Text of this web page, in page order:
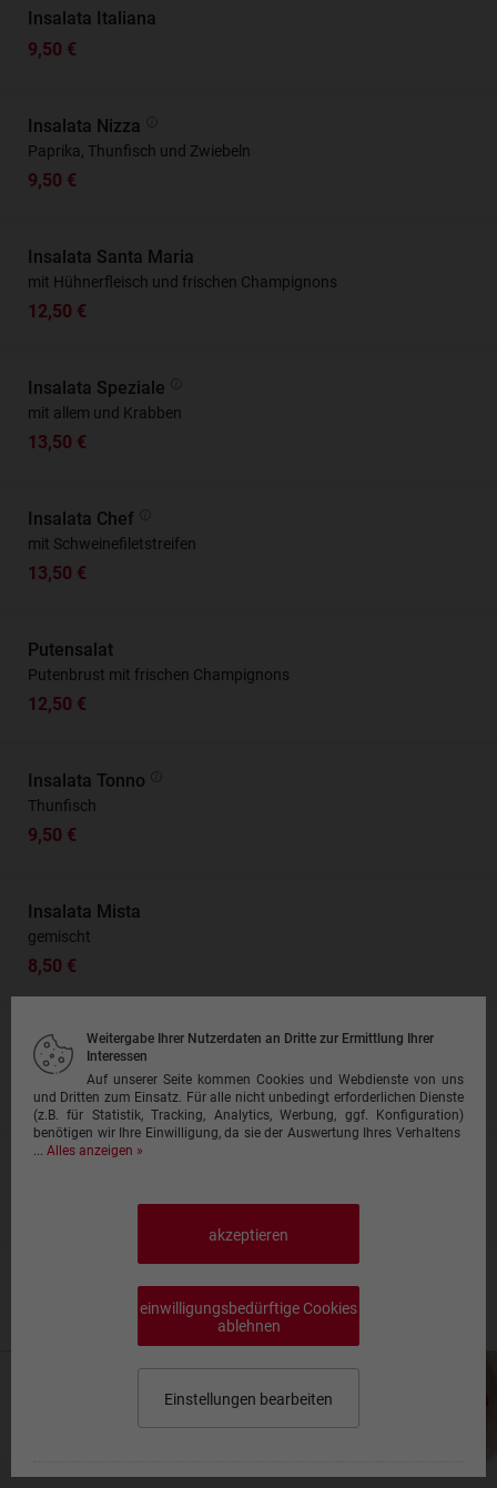
Insalata Italiana
9,50 €
Insalata Nizza
Paprika, Thunfisch und Zwiebeln
9,50 €
Insalata Santa Maria
mit Hühnerfleisch und frischen Champignons
12,50 €
Insalata Speziale
mit allem und Krabben
13,50 €
Insalata Chef
mit Schweinefiletstreifen
13,50 €
Putensalat
Putenbrust mit frischen Champignons
12,50 €
Insalata Tonno
Thunfisch
9,50 €
Insalata Mista
gemischt
8,50 €
Insalata di Pomodoro
Schafskäse und Zwiebeln
8,50 €
Weitergabe Ihrer Nutzerdaten an Dritte zur Ermittlung Ihrer
Interessen
Auf unserer Seite kommen Cookies und Webdienste von uns
und Dritten zum Einsatz. Für alle nicht unbedingt erforderlichen Dienste
(z.B. für Statistik, Tracking, Analytics, Werbung, ggf. Konfiguration)
benötigen wir Ihre Einwilligung, da sie der Auswertung Ihres Verhaltens
... Alles anzeigen »
akzeptieren
einwilligungsbedürftige Cookies
ablehnen
Einstellungen bearbeiten